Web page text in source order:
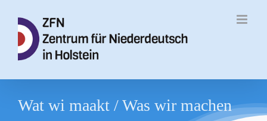
Inhalt
springen
Wat wi maakt / Was wir machen